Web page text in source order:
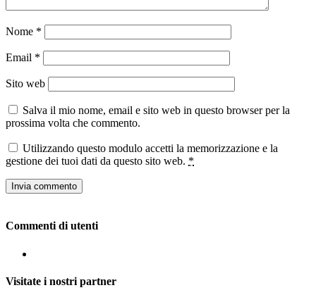
Nome *
Email *
Sito web
Salva il mio nome, email e sito web in questo browser per la
prossima volta che commento.
Utilizzando questo modulo accetti la memorizzazione e la
gestione dei tuoi dati da questo sito web. *
Commenti di utenti
Visitate i nostri partner